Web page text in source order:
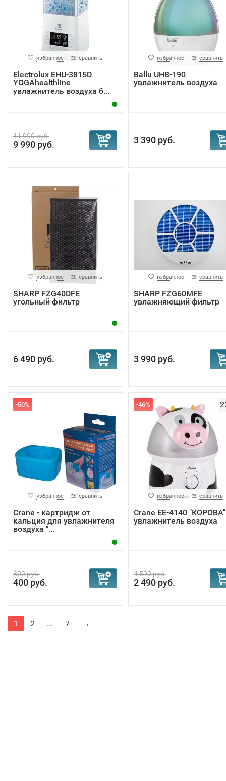
избранное сравнить
Electrolux EHU-3815D
YOGAhealthline
увлажнитель воздуха б...
11 990 руб.
9 990 руб.
избранное сравнить
Ballu UHB-190
увлажнитель воздуха
3 390 руб.
избранное сравнить
SHARP FZG40DFE
угольный фильтр
6 490 руб.
избранное сравнить
SHARP FZG60MFE
увлажняющий фильтр
3 990 руб.
-50%
избранное сравнить
Crane - картридж от
кальция для увлажнителя
воздуха "...
800 руб.
400 руб.
-46%
избранное сравнить
Crane EE-4140 "КОРОВА"
увлажнитель воздуха
4 590 руб.
2 490 руб.
1 2 ... 7 →